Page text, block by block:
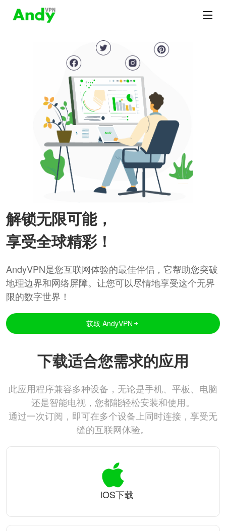
解锁无限可能，
享受全球精彩！
AndyVPN是您互联网体验的最佳伴侣，它帮助您突破
地理边界和网络屏障。让您可以尽情地享受这个无界
限的数字世界！
获取 AndyVPN
下载适合您需求的应用
此应用程序兼容多种设备，无论是手机、平板、电脑
还是智能电视，您都能轻松安装和使用。
通过一次订阅，即可在多个设备上同时连接，享受无
缝的互联网体验。
iOS下载